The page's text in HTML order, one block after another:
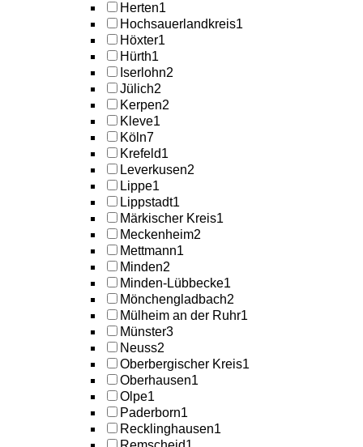
Herten1
Hochsauerlandkreis1
Höxter1
Hürth1
Iserlohn2
Jülich2
Kerpen2
Kleve1
Köln7
Krefeld1
Leverkusen2
Lippe1
Lippstadt1
Märkischer Kreis1
Meckenheim2
Mettmann1
Minden2
Minden-Lübbecke1
Mönchengladbach2
Mülheim an der Ruhr1
Münster3
Neuss2
Oberbergischer Kreis1
Oberhausen1
Olpe1
Paderborn1
Recklinghausen1